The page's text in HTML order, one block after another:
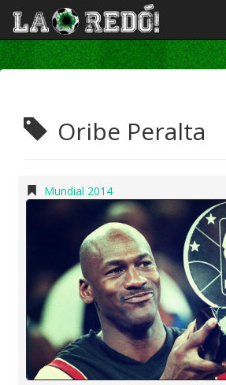
Oribe Peralta
Mundial 2014